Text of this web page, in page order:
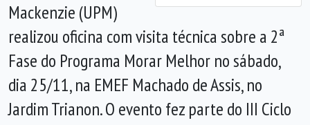
Mackenzie (UPM)
realizou oficina com visita técnica sobre a 2ª
Fase do Programa Morar Melhor no sábado,
dia 25/11, na EMEF Machado de Assis, no
Jardim Trianon. O evento fez parte do III Ciclo